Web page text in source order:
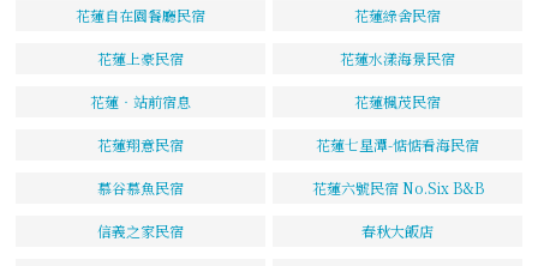
花蓮自在園餐廳民宿 花蓮綠舍民宿
花蓮上豪民宿 花蓮水漾海景民宿
花蓮‧站前宿息 花蓮楓茂民宿
花蓮翔意民宿 花蓮七星潭-惦惦看海民宿
慕谷慕魚民宿 花蓮六號民宿 No.Six B&B
信義之家民宿 春秋大飯店